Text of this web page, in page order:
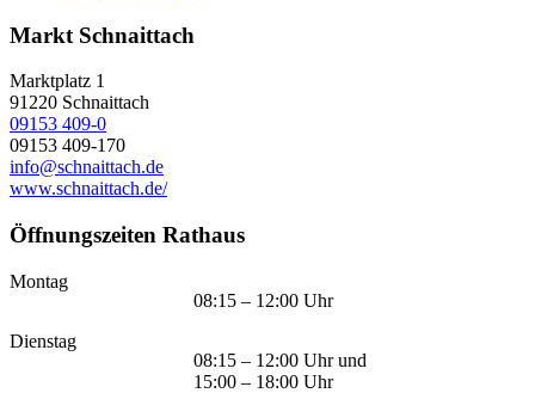
Markt Schnaittach
Marktplatz 1
91220 Schnaittach
09153 409-0
09153 409-170
info@schnaittach.de
www.schnaittach.de/
Öffnungszeiten Rathaus
Montag
08:15 – 12:00 Uhr
Dienstag
08:15 – 12:00 Uhr und
15:00 – 18:00 Uhr